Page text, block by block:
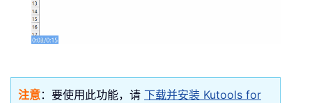
注意：要使用此功能，请 下载并安装 Kutools for